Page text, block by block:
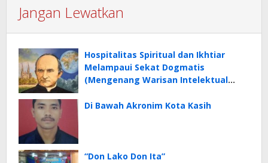
Jangan Lewatkan
Hospitalitas Spiritual dan Ikhtiar
Melampaui Sekat Dogmatis
(Mengenang Warisan Intelektual
Di Bawah Akronim Kota Kasih
“Don Lako Don Ita”